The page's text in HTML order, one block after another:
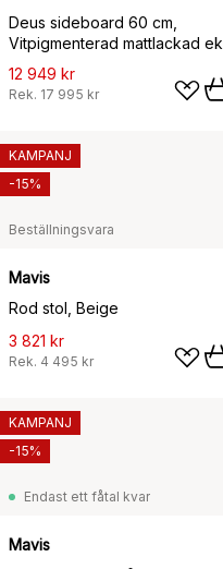
Deus sideboard 60 cm,
Vitpigmenterad mattlackad ek
12 949 kr
Rek. 17 995 kr
Beställningsvara
Mavis
Rod stol, Beige
3 821 kr
Rek. 4 495 kr
KAMPANJ
-15%
Endast ett fåtal kvar
Mavis
KAMPANJ
-15%